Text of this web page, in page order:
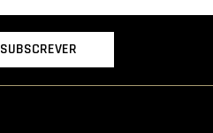
SUBSCREVER